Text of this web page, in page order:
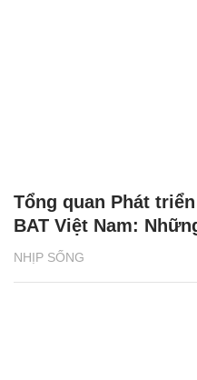
NHỊP SỐNG
Tổng quan Phát
BAT Việt Nam: